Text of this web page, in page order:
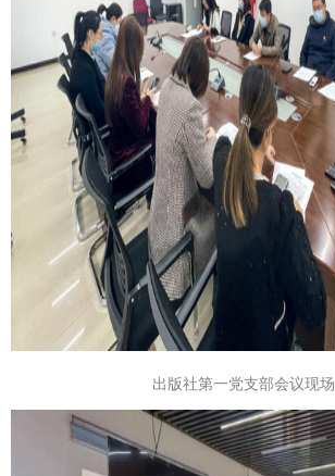
出版社第一党支部会议现场